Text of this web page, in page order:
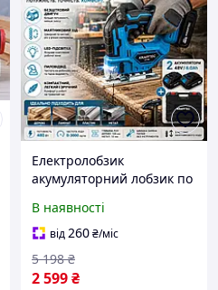
Електролобзик
акумуляторний лобзик по
дому майстерні ламінату
фанери ДСП 2 АКБ
зарядний пристрій кейс
В наявності
від260₴/міс
2 599₴
5 198 ₴